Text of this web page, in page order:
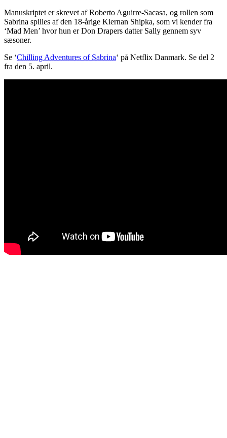
Manuskriptet er skrevet af Roberto Aguirre-Sacasa, og rollen som
Sabrina spilles af den 18-årige Kiernan Shipka, som vi kender fra
‘Mad Men’ hvor hun er Don Drapers datter Sally gennem syv
sæsoner.
Se ‘Chilling Adventures of Sabrina‘ på Netflix Danmark. Se del 2
fra den 5. april.